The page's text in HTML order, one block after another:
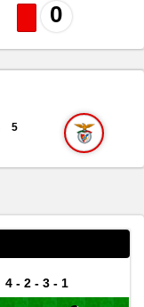
0
5
4 - 2 - 3 - 1